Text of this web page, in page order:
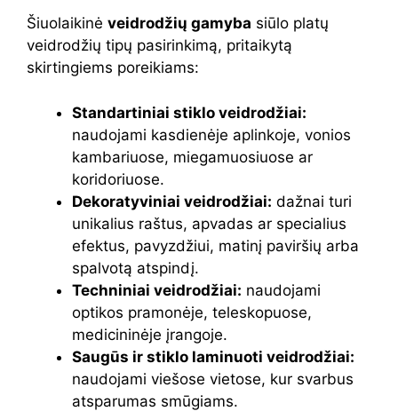
Šiuolaikinė veidrodžių gamyba siūlo platų
veidrodžių tipų pasirinkimą, pritaikytą
skirtingiems poreikiams:
Standartiniai stiklo veidrodžiai:
naudojami kasdienėje aplinkoje, vonios
kambariuose, miegamuosiuose ar
koridoriuose.
Dekoratyviniai veidrodžiai: dažnai turi
unikalius raštus, apvadas ar specialius
efektus, pavyzdžiui, matinį paviršių arba
spalvotą atspindį.
Techniniai veidrodžiai: naudojami
optikos pramonėje, teleskopuose,
medicininėje įrangoje.
Saugūs ir stiklo laminuoti veidrodžiai:
naudojami viešose vietose, kur svarbus
atsparumas smūgiams.